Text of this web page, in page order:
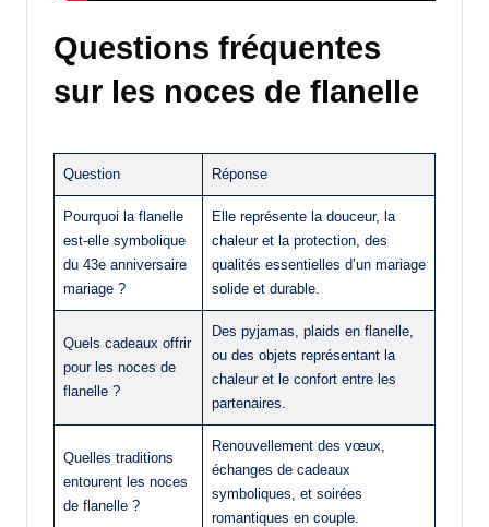
Questions fréquentes
sur les noces de flanelle
Question Réponse
Pourquoi la flanelle
est-elle symbolique
du 43e anniversaire
mariage ?
Elle représente la douceur, la
chaleur et la protection, des
qualités essentielles d’un mariage
solide et durable.
Quels cadeaux offrir
pour les noces de
flanelle ?
Des pyjamas, plaids en flanelle,
ou des objets représentant la
chaleur et le confort entre les
partenaires.
Quelles traditions
entourent les noces
de flanelle ?
Renouvellement des vœux,
échanges de cadeaux
symboliques, et soirées
romantiques en couple.